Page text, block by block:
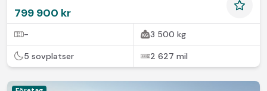
799 900 kr
- 3 500 kg
5 sovplatser 2 627 mil